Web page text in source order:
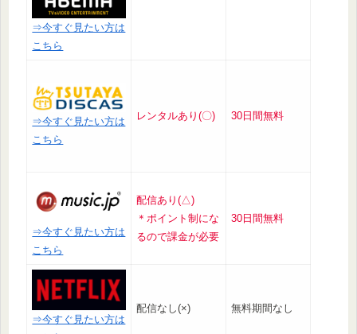
⇒今すぐ見たい方は
こちら
⇒今すぐ見たい方は
こちら
レンタルあり(〇) 30日間無料
⇒今すぐ見たい方は
こちら
配信あり(△)
＊ポイント制にな
るので課金が必要
30日間無料
⇒今すぐ見たい方は
配信なし(×) 無料期間なし